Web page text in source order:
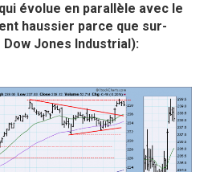
évolue en parallèle avec le
haussier parce que sur-
Jones Industrial):